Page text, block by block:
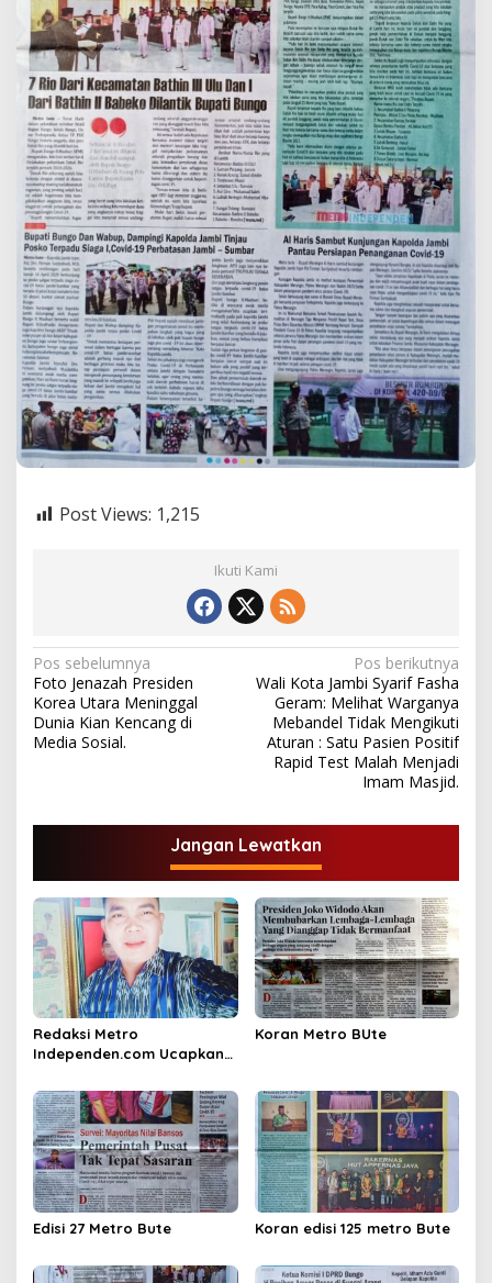
Post Views: 1,215
Ikuti Kami
N
a
v
i
a
i
p
o
s
Pos sebelumnya
Foto Jenazah Presiden
Korea Utara Meninggal
Dunia Kian Kencang di
Media Sosial.
Pos berikutnya
Wali Kota Jambi Syarif Fasha
Geram: Melihat Warganya
Mebandel Tidak Mengikuti
Aturan : Satu Pasien Positif
Rapid Test Malah Menjadi
Imam Masjid.
Jangan Lewatkan
Redaksi Metro
Independen.com Ucapkan
Masyarakat Pengunjung
Dan Pembaca.
Koran Metro BUte
Edisi 27 Metro Bute Koran edisi 125 metro Bute